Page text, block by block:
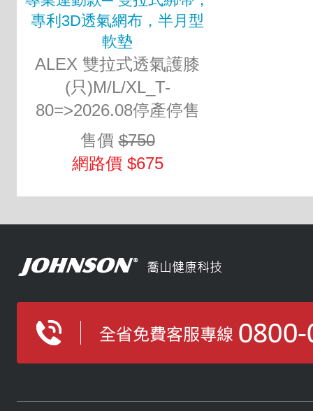
專利3D透氣網布，半月型
軟墊
ALEX 雙拉式透氣護膝
(只)M/L/XL_T-
80=>2026.08停產停售
售價$750
網路價 $675